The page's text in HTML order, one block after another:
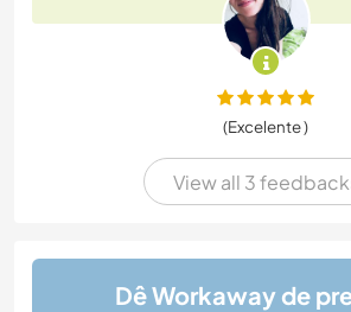
(Excelente )
View all 3
Dê Workaway de